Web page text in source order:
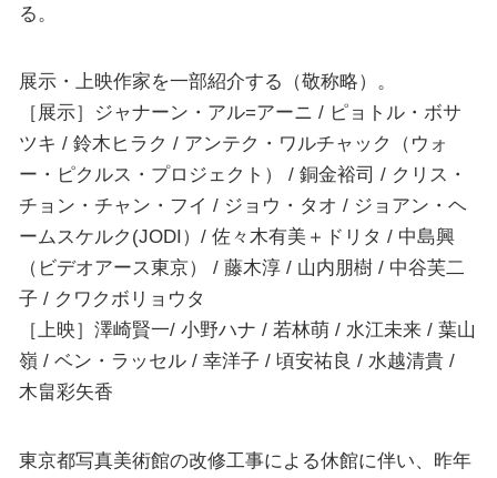
る。
展示・上映作家を一部紹介する（敬称略）。
［展示］ジャナーン・アル=アーニ / ピョトル・ボサ
ツキ / 鈴木ヒラク / アンテク・ワルチャック（ウォ
ー・ピクルス・プロジェクト） / 銅金裕司 / クリス・
チョン・チャン・フイ / ジョウ・タオ / ジョアン・ヘ
ームスケルク(JODI）/ 佐々木有美＋ドリタ / 中島興
（ビデオアース東京） / 藤木淳 / 山内朋樹 / 中谷芙二
子 / クワクボリョウタ
［上映］澤崎賢一/ 小野ハナ / 若林萌 / 水江未来 / 葉山
嶺 / ベン・ラッセル / 幸洋子 / 頃安祐良 / 水越清貴 /
木畠彩矢香
東京都写真美術館の改修工事による休館に伴い、昨年